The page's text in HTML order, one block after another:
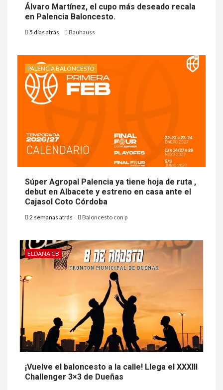
Álvaro Martínez, el cupo más deseado recala
en Palencia Baloncesto.
5 días atrás Bauhauss
PALENCIA BALONCESTO
Súper Agropal Palencia ya tiene hoja de ruta ,
debut en Albacete y estreno en casa ante el
Cajasol Coto Córdoba
2 semanas atrás Baloncesto con p
ELDANA CB
¡Vuelve el baloncesto a la calle! Llega el XXXIII
Challenger 3×3 de Dueñas